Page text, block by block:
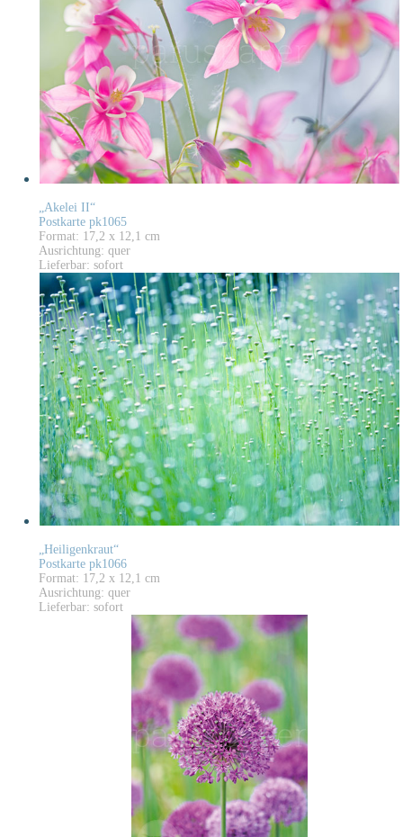
„Akelei II“
Postkarte pk1065
Format: 17,2 x 12,1 cm
Ausrichtung: quer
Lieferbar: sofort
„Heiligenkraut“
Postkarte pk1066
Format: 17,2 x 12,1 cm
Ausrichtung: quer
Lieferbar: sofort